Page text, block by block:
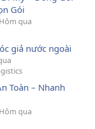
Gói
qua
giả nước ngoài
Toàn – Nhanh
qua